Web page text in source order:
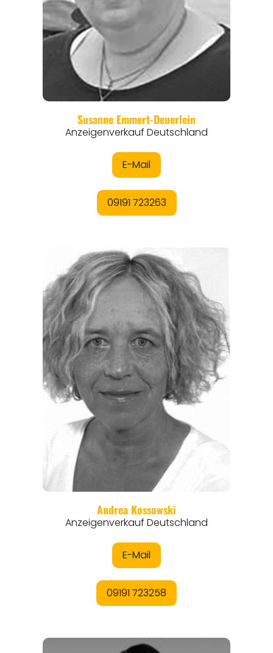
REGIONEN
ORTE
EVENTS
REISEFÜHRER
REISEMAGAZINE
ANGEBOTE